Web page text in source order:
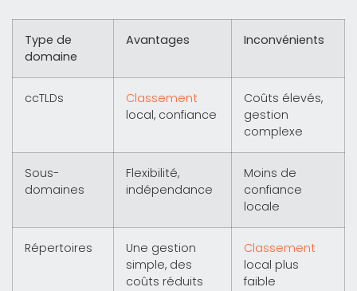
Type de
domaine
Avantages Inconvénients
ccTLDs
Classement
local, confiance
Coûts élevés,
gestion
complexe
Sous-
domaines
Flexibilité,
indépendance
Moins de
confiance
locale
Répertoires
Une gestion
simple, des
coûts réduits
Classement
local plus
faible